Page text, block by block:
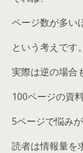
ページ数が多い
という考えです。
実際は逆の場合
100ページの資料
5ページで悩み
読者は情報量を